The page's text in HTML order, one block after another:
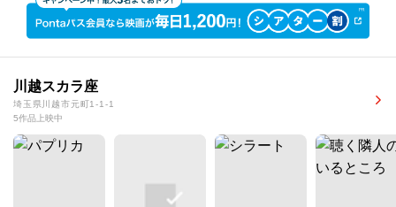
川越スカラ座
埼玉県川越市元町1-1-1
5作品上映中